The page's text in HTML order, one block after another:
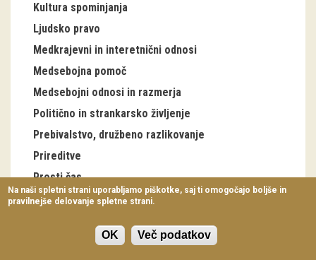
Napovednik
Arhiv razstav
Koledar dogodkov
Prireditve
Predavanja
Delavnice
Vodeni ogledi
Kultura spominjanja
Ljudsko pravo
Medkrajevni in interetnični odnosi
Medsebojna pomoč
Medsebojni odnosi in razmerja
Politično in strankarsko življenje
Prebivalstvo, družbeno razlikovanje
Prireditve
Prosti čas
Šege letnega kroga
Na naši spletni strani uporabljamo piškotke, saj ti omogočajo boljše in
pravilnejše delovanje spletne strani.
OK Več podatkov